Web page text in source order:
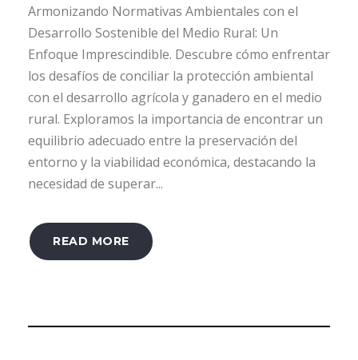
Armonizando Normativas Ambientales con el
Desarrollo Sostenible del Medio Rural: Un
Enfoque Imprescindible. Descubre cómo enfrentar
los desafíos de conciliar la protección ambiental
con el desarrollo agrícola y ganadero en el medio
rural. Exploramos la importancia de encontrar un
equilibrio adecuado entre la preservación del
entorno y la viabilidad económica, destacando la
necesidad de superar...
READ MORE